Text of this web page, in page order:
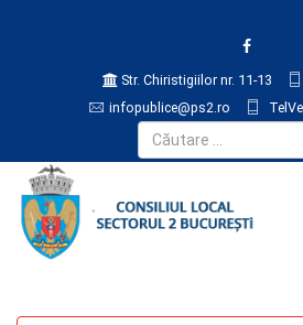
Str. Chiristigiilor nr. 11-13
infopublice@ps2.ro